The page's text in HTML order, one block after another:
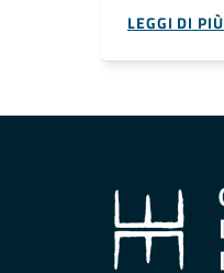
LEGGI DI PIÙ